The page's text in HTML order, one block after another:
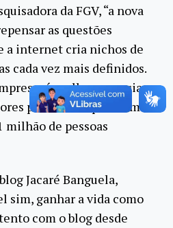
da FGV, “a nova
as questões
a internet cria nichos de
cada vez mais definidos.
é melhor anunciar
potenciais que lêem
milhão de pessoas
Jacaré Banguela,
sim, ganhar a vida como
com o blog desde